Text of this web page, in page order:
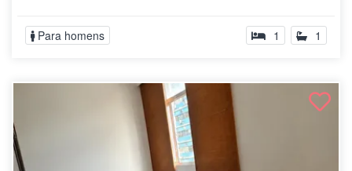
Para homens 1 1